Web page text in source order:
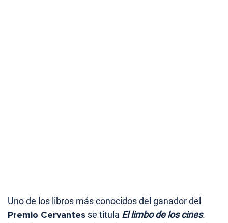
Uno de los libros más conocidos del ganador del
Premio Cervantes se titula El limbo de los cines.